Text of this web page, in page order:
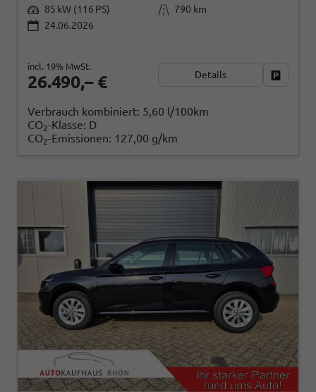
85 kW (116 PS)
790 km
24.06.2026
26.490,– €
incl. 19% MwSt.
Details
Verbrauch kombiniert: 5,60 l/100km
CO2-Klasse: D
CO2-Emissionen: 127,00 g/km